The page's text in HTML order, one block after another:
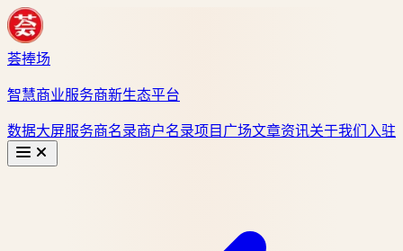
荟捧场
智慧商业服务商新生态平台
数据大屏服务商名录商户名录项目广场文章资讯关于我们 入驻